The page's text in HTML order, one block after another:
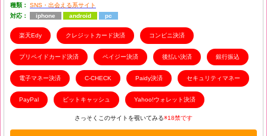
種類：
SNS・出会える系サイト
対応：
iphone android pc
楽天Edy クレジットカード決済 コンビニ決済
プリペイドカード決済 ペイジー決済 後払い決済 銀行振込
電子マネー決済 C-CHECK Paidy決済 セキュリティマネー
PayPal ビットキャッシュ Yahoo!ウォレット決済
さっそくこのサイトを覗いてみる※18禁です